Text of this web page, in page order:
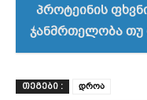
პროტეინის
ჯანმრთელობა თუ
ᲗᲔᲒᲔᲑᲘ :
დროა